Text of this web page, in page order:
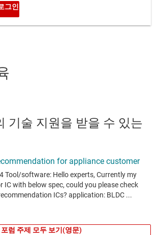
기술 지원을 받을 수 있는
포럼 주제 모두 보기(영문)